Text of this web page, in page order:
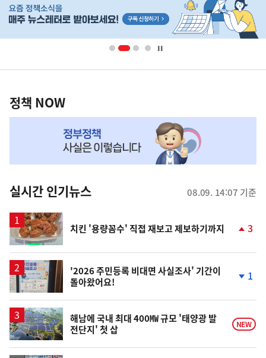
단
배
영
책
NOW,
뉴
스
정책 NOW
실시간 인기뉴스 08.09. 14:07 기준
치킨 '용량꼼수' 직접 재보고 제보하기까지
계
3
'2026 주민등록 비대면 사실조사' 기간이
돌아왔어요!
계
락
1
해남에 국내 최대 400㎿ 규모 '태양광 발
전단지' 첫 삽
NEW